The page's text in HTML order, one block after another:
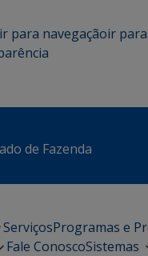
ir para navegaçãoir
de Fazenda
ServiçosProgramas e
Fale ConoscoSistemas